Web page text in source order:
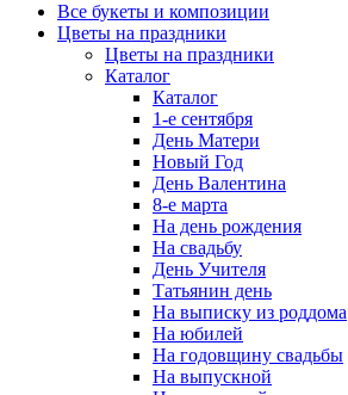
Все букеты и композиции
Цветы на праздники
Цветы на праздники
Каталог
Каталог
1-е сентября
День Матери
Новый Год
День Валентина
8-е марта
На день рождения
На свадьбу
День Учителя
Татьянин день
На выписку из роддома
На юбилей
На годовщину свадьбы
На выпускной